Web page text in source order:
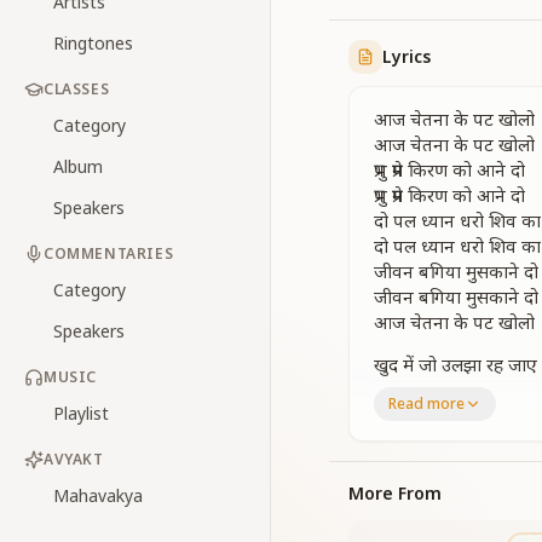
Ringtones
CLASSES
Category
Album
Speakers
COMMENTARIES
Category
Speakers
MUSIC
Playlist
AVYAKT
Mahavakya
Lyrics
आज चेतना के पट खोलो
आज चेतना के पट खोलो
प्रभु प्रेम किरण को आने दो
प्रभु प्रेम किरण को आने दो
दो पल ध्यान धरो शिव का
दो पल ध्यान धरो शिव का
जीवन बगिया मुसकाने दो
जीवन बगिया मुसकाने दो
आज चेतना के पट खोलो
खुद में जो उलझा रह जाए
काम किसिके ना आये
जो खुद में जीए और मर
जो खुद में जीए और मर
Read more
More From